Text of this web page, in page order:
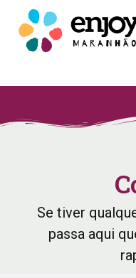
Se tiver
passa aqui